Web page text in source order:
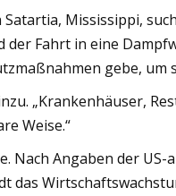
Mississippi,
Fahrt in eine
gebe, um
„Krankenhäuser,
Weise.“
Angaben der US-
das